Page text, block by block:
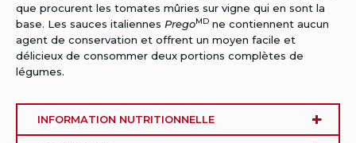
que procurent les tomates mûries sur vigne qui en sont la
base. Les sauces italiennes PregoMD ne contiennent aucun
agent de conservation et offrent un moyen facile et
délicieux de consommer deux portions complètes de
légumes.
INFORMATION NUTRITIONNELLE